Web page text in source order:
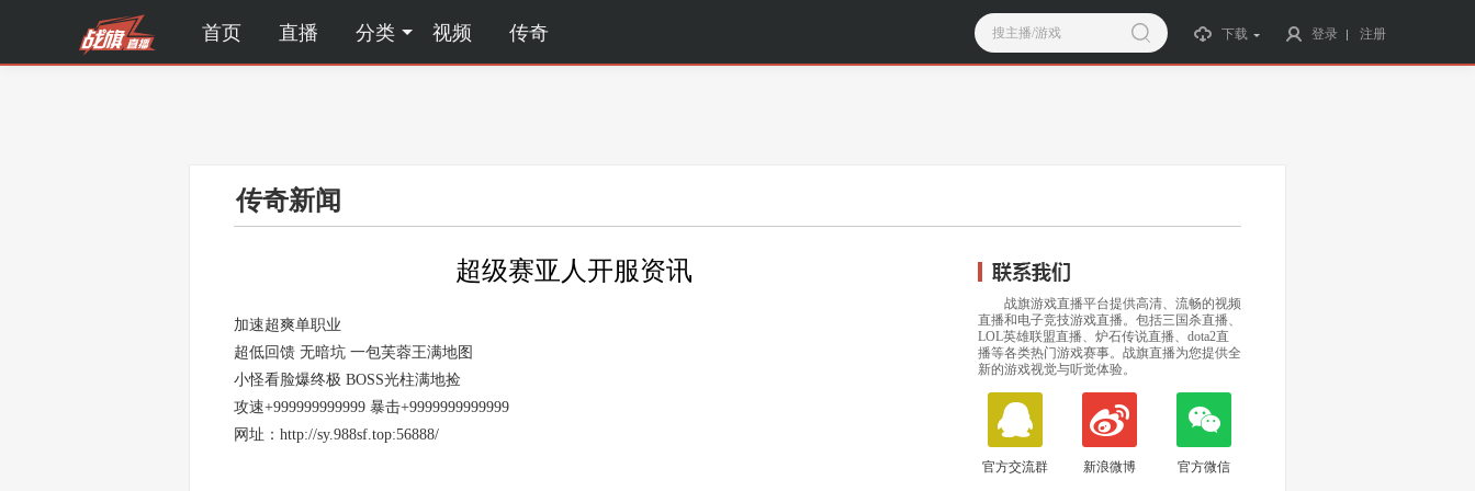
首页 直播 分类 视频 传奇 搜主播/游戏 下载 登录 注册
传奇新闻
超级赛亚人开服资讯
加速超爽单职业
超低回馈 无暗坑 一包芙蓉王满地图
小怪看脸爆终极 BOSS光柱满地捡
攻速+999999999999 暴击+9999999999999
网址：http://sy.988sf.top:56888/
战旗游戏直播平台提供高清、流畅的视频
直播和电子竞技游戏直播。包括三国杀直播、
LOL英雄联盟直播、炉石传说直播、dota2直
播等各类热门游戏赛事。战旗直播为您提供全
新的游戏视觉与听觉体验。
官方交流群 新浪微博 官方微信